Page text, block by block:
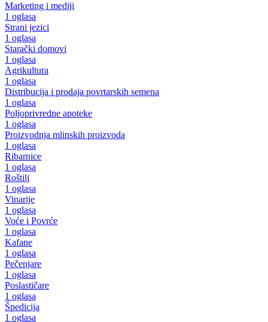
Marketing i mediji
1 oglasa
Strani jezici
1 oglasa
Starački domovi
1 oglasa
Agrikultura
1 oglasa
Distribucija i prodaja povrtarskih semena
1 oglasa
Poljoprivredne apoteke
1 oglasa
Proizvodnja mlinskih proizvoda
1 oglasa
Ribarnice
1 oglasa
Roštilj
1 oglasa
Vinarije
1 oglasa
Voće i Povrće
1 oglasa
Kafane
1 oglasa
Pečenjare
1 oglasa
Poslastičare
1 oglasa
Špedicija
1 oglasa